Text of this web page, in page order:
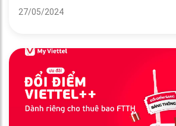
27/05/2024